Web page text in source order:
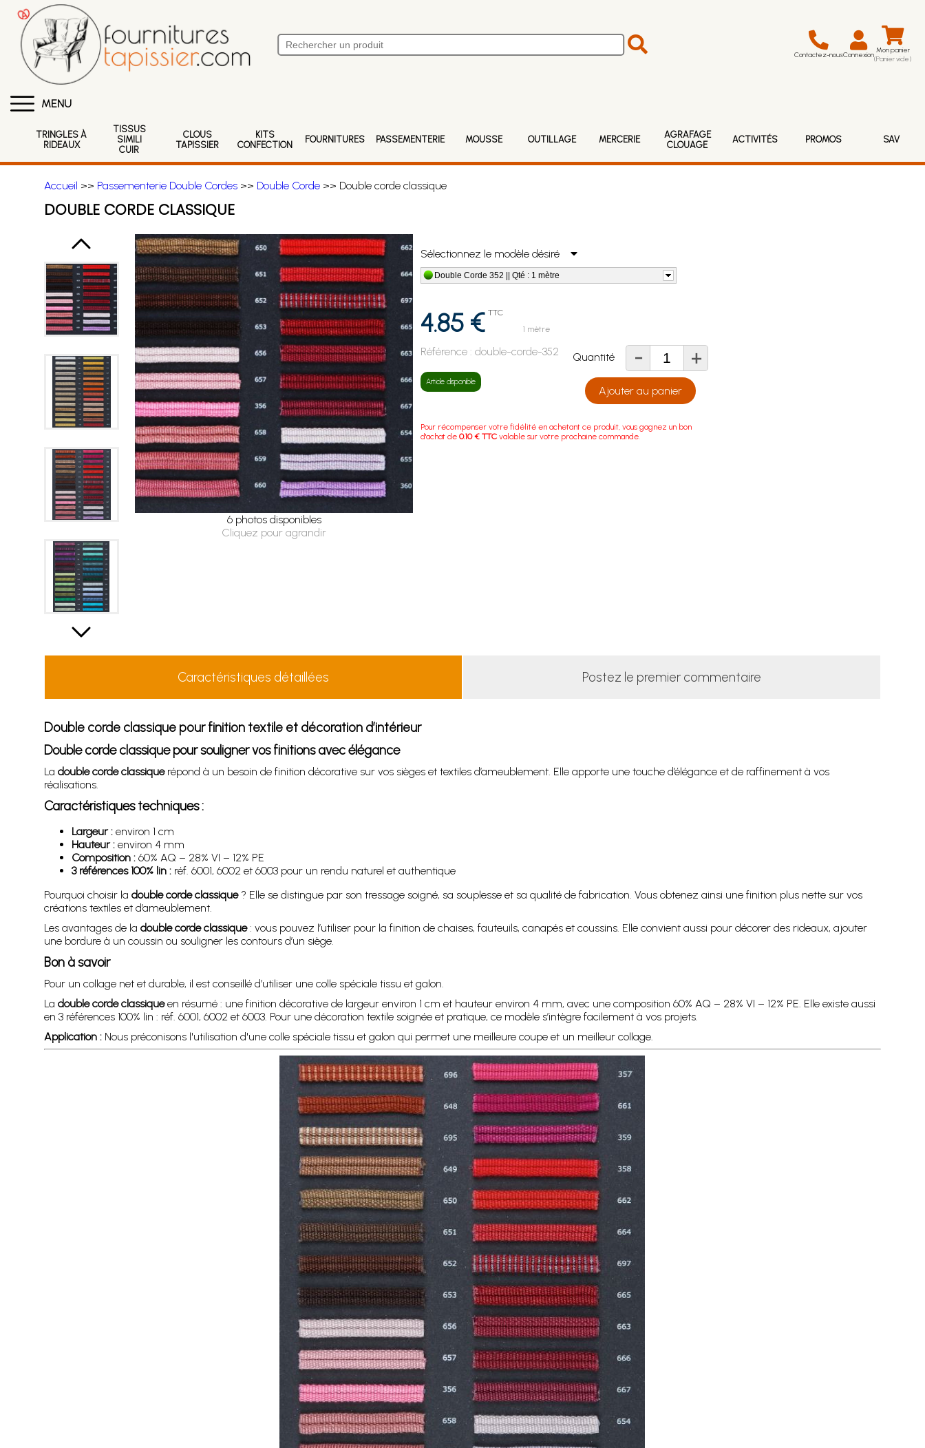
Contactez-nousConnexion Mon panier
(Panier vide)
MENU
TRINGLES À
RIDEAUX
TISSUS
SIMILI
CUIR
CLOUS
TAPISSIER
KITS
CONFECTION
FOURNITURES PASSEMENTERIE MOUSSE OUTILLAGE MERCERIE
AGRAFAGE
CLOUAGE
ACTIVITÉS PROMOS SAV
Accueil >> Passementerie Double Cordes>> Double Corde>> Double corde classique
DOUBLE CORDE CLASSIQUE
6 photos disponibles
Cliquez pour agrandir
Sélectionnez le modèle désiré
Double Corde 352 || Qté : 1 mètre
4.85 € TTC
1 mètre
Référence :double-corde-352
Article disponible
Quantité - +
Ajouter au panier
Pour récompenser votre fidélité en achetant ce produit, vous gagnez un bon
d'achat de0.10 € TTC valable sur votre prochaine commande.
Caractéristiques détaillées Postez le premier commentaire
Double corde classique pour finition textile et décoration d’intérieur
Double corde classique pour souligner vos finitions avec élégance
La double corde classiquerépond à un besoin de finition décorative sur vos sièges et textiles d’ameublement. Elle apporte une touche d’élégance et de raffinement à vos
réalisations.
Caractéristiques techniques :
Largeur :environ 1 cm
Hauteur :environ 4 mm
Composition :60% AQ – 28% VI – 12% PE
3 références 100% lin :réf. 6001, 6002 et 6003 pour un rendu naturel et authentique
Pourquoi choisir la double corde classique? Elle se distingue par son tressage soigné, sa souplesse et sa qualité de fabrication. Vous obtenez ainsi une finition plus nette sur vos
créations textiles et d’ameublement.
Les avantages de la double corde classique: vous pouvez l’utiliser pour la finition de chaises, fauteuils, canapés et coussins. Elle convient aussi pour décorer des rideaux, ajouter
une bordure à un coussin ou souligner les contours d’un siège.
Bon à savoir
Pour un collage net et durable, il est conseillé d’utiliser une colle spéciale tissu et galon.
La double corde classiqueen résumé : une finition décorative de largeur environ 1 cm et hauteur environ 4 mm, avec une composition 60% AQ – 28% VI – 12% PE. Elle existe aussi
en 3 références 100% lin : réf. 6001, 6002 et 6003. Pour une décoration textile soignée et pratique, ce modèle s’intègre facilement à vos projets.
Application :Nous préconisons l'utilisation d'une colle spéciale tissu et galon qui permet une meilleure coupe et un meilleur collage.